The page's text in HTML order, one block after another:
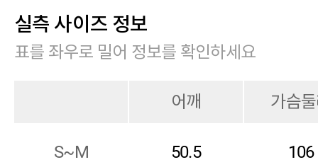
실측 사이즈 정보
표를 좌우로 밀어 정보를 확인하세요
어깨 가슴
S~M 50.5 106